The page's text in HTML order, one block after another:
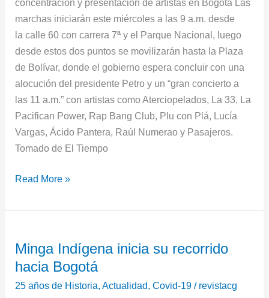
concentración y presentación de artistas en Bogotá Las
marchas iniciarán este miércoles a las 9 a.m. desde
la calle 60 con carrera 7ª y el Parque Nacional, luego
desde estos dos puntos se movilizarán hasta la Plaza
de Bolívar, donde el gobierno espera concluir con una
alocución del presidente Petro y un “gran concierto a
las 11 a.m.” con artistas como Aterciopelados, La 33, La
Pacifican Power, Rap Bang Club, Plu con Plá, Lucía
Vargas, Ácido Pantera, Raúl Numerao y Pasajeros.
Tomado de El Tiempo
Read More »
Minga Indígena inicia su recorrido
hacia Bogotá
25 años de Historia,Actualidad,Covid-19 / revistacg
Indígena
inicia
su